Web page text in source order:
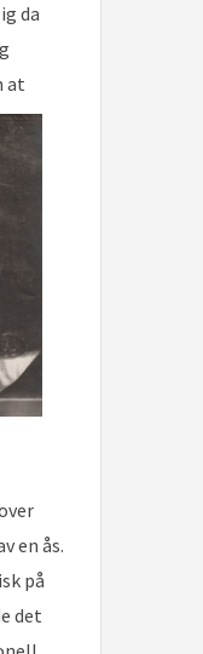
da
at
en ås.
på
det